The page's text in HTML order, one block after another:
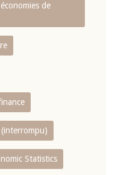
de
Statistics